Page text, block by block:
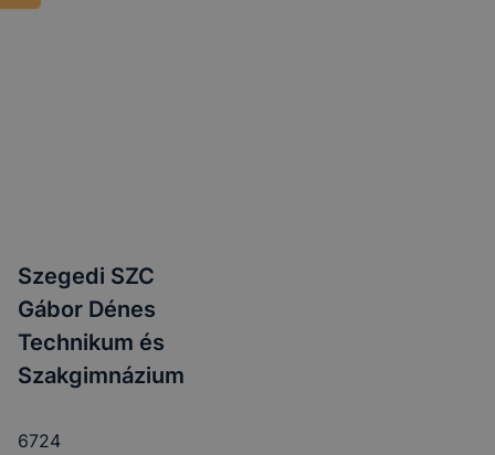
Szegedi SZC
Gábor Dénes
Technikum és
Szakgimnázium
6724